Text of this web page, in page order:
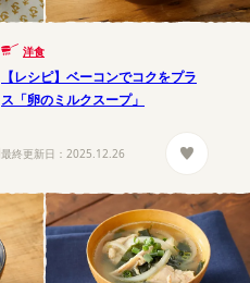
洋食
【レシピ】ベーコンでコクをプラ
ス「卵のミルクスープ」
最終更新日： 2025.12.26